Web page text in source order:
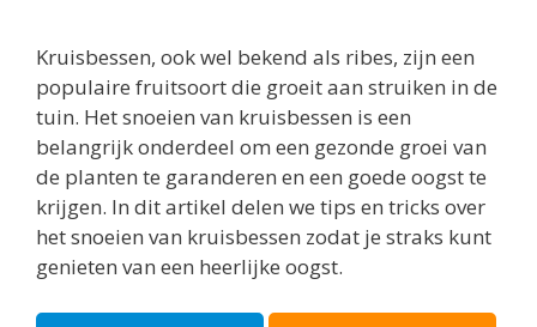
Kruisbessen, ook wel bekend als ribes, zijn een
populaire fruitsoort die groeit aan struiken in de
tuin. Het snoeien van kruisbessen is een
belangrijk onderdeel om een ​​gezonde groei van
de planten te garanderen en een goede oogst te
krijgen. In dit artikel delen we tips en tricks over
het snoeien van kruisbessen zodat je straks kunt
genieten van een heerlijke oogst.